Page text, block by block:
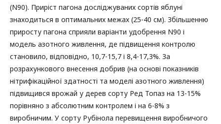
(N90). Приріст пагона досліджуваних сортів яблуні
знаходиться в оптимальних межах (25-40 см). Збільшенню
приросту пагона сприяли варіанти удобрення N90 і
модель азотного живлення, де підвищення контролю
становило, відповідно, 10,7-15,7 і 8,4-17,3%. За
розрахункового внесення добрив (на основі показників
нітрифікаційної здатності та моделі азотного живлення)
підвищився врожай у дерев сорту Ред Топаз на 13-15%
порівняно з абсолютним контролем і на 6-8% з
виробничим. У сорту Рубінола перевищення виробничого